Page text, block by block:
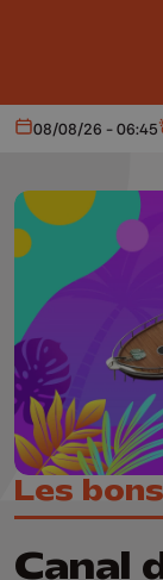
Aujourd'hui
08/08/26 - 06:45
Les
Canal